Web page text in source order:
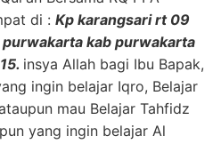
di : Kp karangsari rt 09
kab purwakarta
insya Allah bagi Ibu Bapak,
ingin belajar Iqro, Belajar
mau Belajar Tahfidz
yang ingin belajar Al